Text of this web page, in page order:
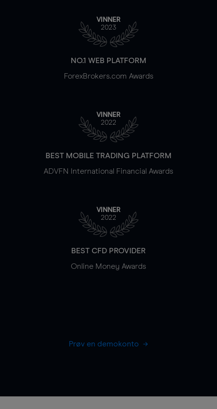
VINNER
2023
NO.1 WEB PLATFORM
ForexBrokers.com Awards
VINNER
2022
BEST MOBILE TRADING PLATFORM
ADVFN International Financial Awards
VINNER
2022
BEST CFD PROVIDER
Online Money Awards
Prøv en demokonto